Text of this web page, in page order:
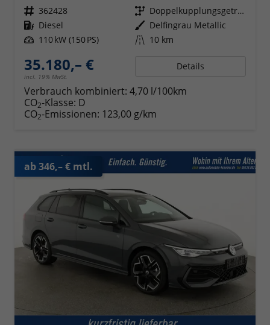
Fahrzeugnr. 362428 Getriebe
Doppelkupplungsgetriebe (DSG)
Kraftstoff Diesel Außenfarbe Delfingrau Metallic
Leistung 110 kW (150 PS) Kilometerstand 10 km
35.180,– €
incl. 19% MwSt.
Details
Verbrauch kombiniert: 4,70 l/100km
CO2-Klasse: D
CO2-Emissionen: 123,00 g/km
ab 346,– € mtl.